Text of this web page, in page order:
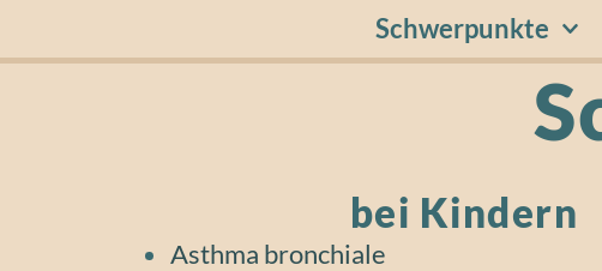
Schwerpunkte
bei Kindern
Asthma bronchiale